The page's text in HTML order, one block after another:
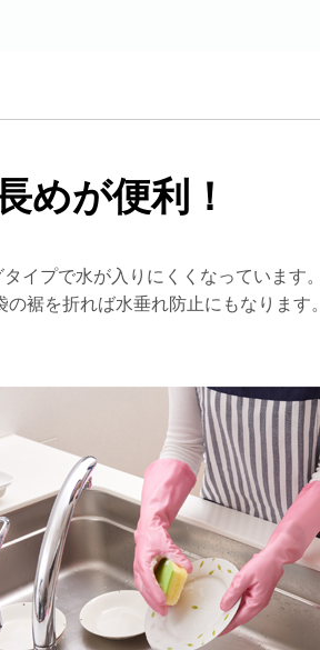
めが便利！
イプで水が入りにくくなっています
の裾を折れば水垂れ防止にもなります